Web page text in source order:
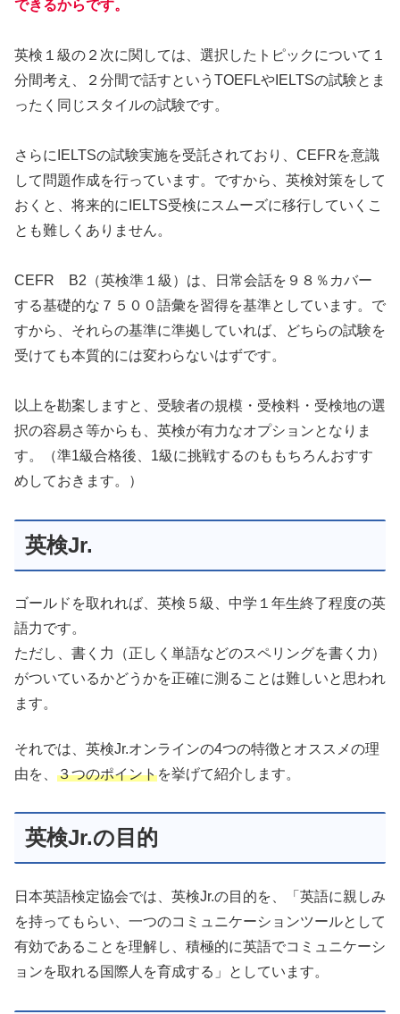
できるからです。
英検１級の２次に関しては、選択したトピックについて１
分間考え、２分間で話すというTOEFLやIELTSの試験とま
ったく同じスタイルの試験です。
さらにIELTSの試験実施を受託されており、CEFRを意識
して問題作成を行っています。ですから、英検対策をして
おくと、将来的にIELTS受検にスムーズに移行していくこ
とも難しくありません。
CEFR B2（英検準１級）は、日常会話を９８％カバー
する基礎的な７５００語彙を習得を基準としています。で
すから、それらの基準に準拠していれば、どちらの試験を
受けても本質的には変わらないはずです。
以上を勘案しますと、受験者の規模・受検料・受検地の選
択の容易さ等からも、英検が有力なオプションとなりま
す。（準1級合格後、1級に挑戦するのももちろんおすす
めしておきます。）
英検Jr.
ゴールドを取れれば、英検５級、中学１年生終了程度の英
語力です。
ただし、書く力（正しく単語などのスペリングを書く力）
がついているかどうかを正確に測ることは難しいと思われ
ます。
それでは、英検Jr.オンラインの4つの特徴とオススメの理
由を、 ３つのポイントを挙げて紹介します。
英検Jr.の目的
日本英語検定協会では、英検Jr.の目的を、「英語に親しみ
を持ってもらい、一つのコミュニケーションツールとして
有効であることを理解し、積極的に英語でコミュニケーシ
ョンを取れる国際人を育成する」としています。